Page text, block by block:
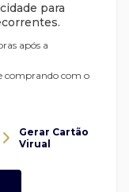
para
após a
comprando com o
Gerar Cartão
Virual